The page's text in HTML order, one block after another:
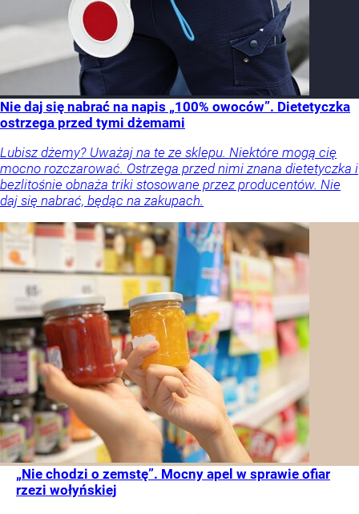
Nie daj się nabrać na napis „100% owoców”. Dietetyczka
ostrzega przed tymi dżemami
Lubisz dżemy? Uważaj na te ze sklepu. Niektóre mogą cię
mocno rozczarować. Ostrzega przed nimi znana dietetyczka i
bezlitośnie obnaża triki stosowane przez producentów. Nie
daj się nabrać, będąc na zakupach.
„Nie chodzi o zemstę”. Mocny apel w sprawie ofiar
rzezi wołyńskiej